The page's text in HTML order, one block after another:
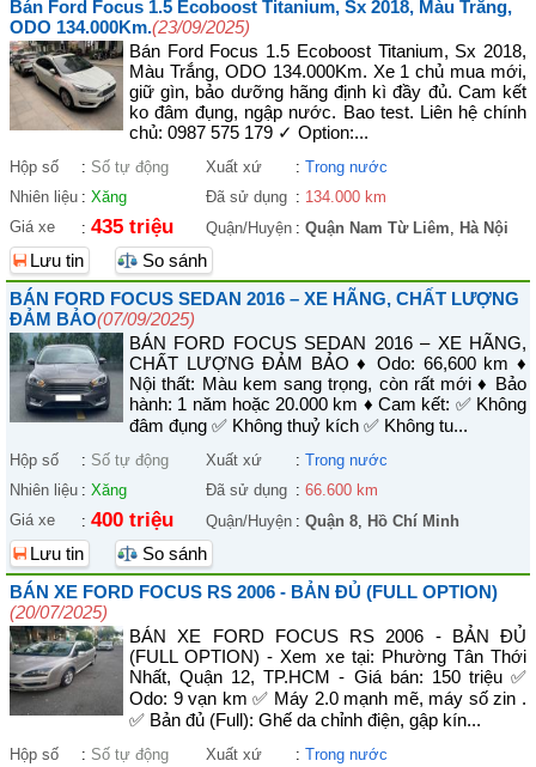
Bán Ford Focus 1.5 Ecoboost Titanium, Sx 2018, Màu Trắng,
ODO 134.000Km.(23/09/2025)
Bán Ford Focus 1.5 Ecoboost Titanium, Sx 2018,
Màu Trắng, ODO 134.000Km. Xe 1 chủ mua mới,
giữ gìn, bảo dưỡng hãng định kì đầy đủ. Cam kết
ko đâm đụng, ngập nước. Bao test. Liên hệ chính
chủ: 0987 575 179 ✓ Option:...
Hộp số : Số tự động Xuất xứ : Trong nước
Nhiên liệu : Xăng Đã sử dụng : 134.000 km
Giá xe
: 435 triệu Quận/Huyện : Quận Nam Từ Liêm, Hà Nội
Lưu tin
So sánh
BÁN FORD FOCUS SEDAN 2016 – XE HÃNG, CHẤT LƯỢNG
ĐẢM BẢO(07/09/2025)
BÁN FORD FOCUS SEDAN 2016 – XE HÃNG,
CHẤT LƯỢNG ĐẢM BẢO ♦ Odo: 66,600 km ♦
Nội thất: Màu kem sang trọng, còn rất mới ♦ Bảo
hành: 1 năm hoặc 20.000 km ♦ Cam kết: ✅ Không
đâm đụng ✅ Không thuỷ kích ✅ Không tu...
Hộp số : Số tự động Xuất xứ : Trong nước
Nhiên liệu : Xăng Đã sử dụng : 66.600 km
Giá xe
: 400 triệu Quận/Huyện : Quận 8, Hồ Chí Minh
Lưu tin
So sánh
BÁN XE FORD FOCUS RS 2006 - BẢN ĐỦ (FULL OPTION)
(20/07/2025)
BÁN XE FORD FOCUS RS 2006 - BẢN ĐỦ
(FULL OPTION) - Xem xe tại: Phường Tân Thới
Nhất, Quận 12, TP.HCM - Giá bán: 150 triệu ✅
Odo: 9 vạn km ✅ Máy 2.0 mạnh mẽ, máy số zin .
✅ Bản đủ (Full): Ghế da chỉnh điện, gập kín...
Hộp số : Số tự động Xuất xứ : Trong nước